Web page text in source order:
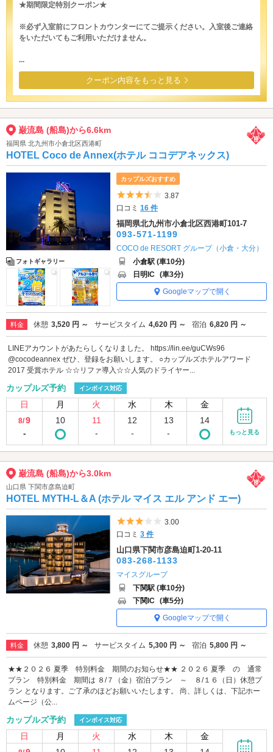
★期間限定特別クーポン★
※必ず入室前にフロントカウンターにてご提示ください。入室後ご連絡
をいただいてもご利用いただけません。
...
クーポン内容をもっと見る
巌流島 (船島)から6.6km
福岡県 北九州市小倉北区西港町
HOTEL Coco de Annex(ホテル ココデアネックス)
フォトギャラリー
カップルズおすすめ
5つ星のうち3.5
3.87
口コミ16 件
福岡県北九州市小倉北区西港町101-7
093-571-1199
COCO de RESORT グループ（小倉・大分）
小倉駅 (車10分)
日明IC (車3分)
Googleマップで開く
料金 休憩 3,520 円 ～ サービスタイム 4,620 円 ～ 宿泊 6,820 円 ～
LINEアカウントがあたらしくなりました。 https://lin.ee/guCWs96
@cocodeannex ぜひ、登録をお願いします。 ○カップルズホテルアワード
2017 受賞ホテル ☆☆リファ導入☆☆人気のドライヤー...
カップルズ予約 インボイス対応
日 月 火 水 木 金
8/9
-
10
11
-
12
-
13
-
14
もっと見る
巌流島 (船島)から3.0km
山口県 下関市彦島迫町
HOTEL MYTH-L＆A (ホテル マイス エル アンド エー)
5つ星のうち3
3.00
口コミ3 件
山口県下関市彦島迫町1-20-11
083-268-1133
マイスグループ
下関駅 (車10分)
下関IC (車5分)
Googleマップで開く
料金 休憩 3,800 円 ～ サービスタイム 5,300 円 ～ 宿泊 5,800 円 ～
★★２０２６ 夏季 特別料金 期間のお知らせ★★ ２０２６ 夏季 の 通常
プラン 特別料金 期間は ８/７（金）宿泊プラン ～ ８/１６（日）休憩プ
ラン となります。ご了承のほどお願いいたします。 尚、詳しくは、下記ホー
ムページ（公...
カップルズ予約 インボイス対応
日 月 火 水 木 金